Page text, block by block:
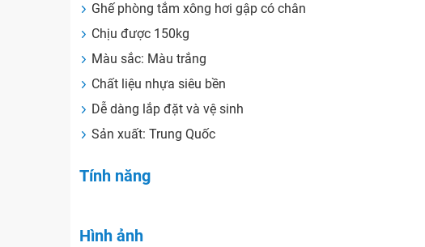
Ghế phòng tắm xông hơi gập có chân
Chịu được 150kg
Màu sắc: Màu trắng
Chất liệu nhựa siêu bền
Dễ dàng lắp đặt và vệ sinh
Sản xuất: Trung Quốc
Tính năng
Hình ảnh